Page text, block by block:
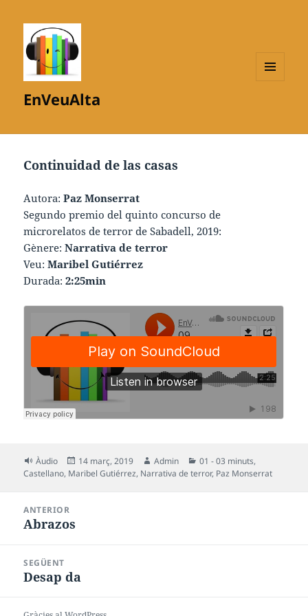
EnVeuAlta
Continuidad de las casas
Autora:Paz Monserrat
Segundo premio del quinto concurso de
microrelatos de terror de Sabadell, 2019:
Gènere:Narrativa de terror
Veu:Maribel Gutiérrez
Durada:2:25min
Format
Àudio
Publicat
el
14 març, 2019 Autor
Admin Categories
01 - 03 minuts,
Castellano, Maribel Gutiérrez, Narrativa de terror, Paz Monserrat
d'entrades
ANTERIOR
Entrada
Abrazos
SEGÜENT
Entrada
Desap da